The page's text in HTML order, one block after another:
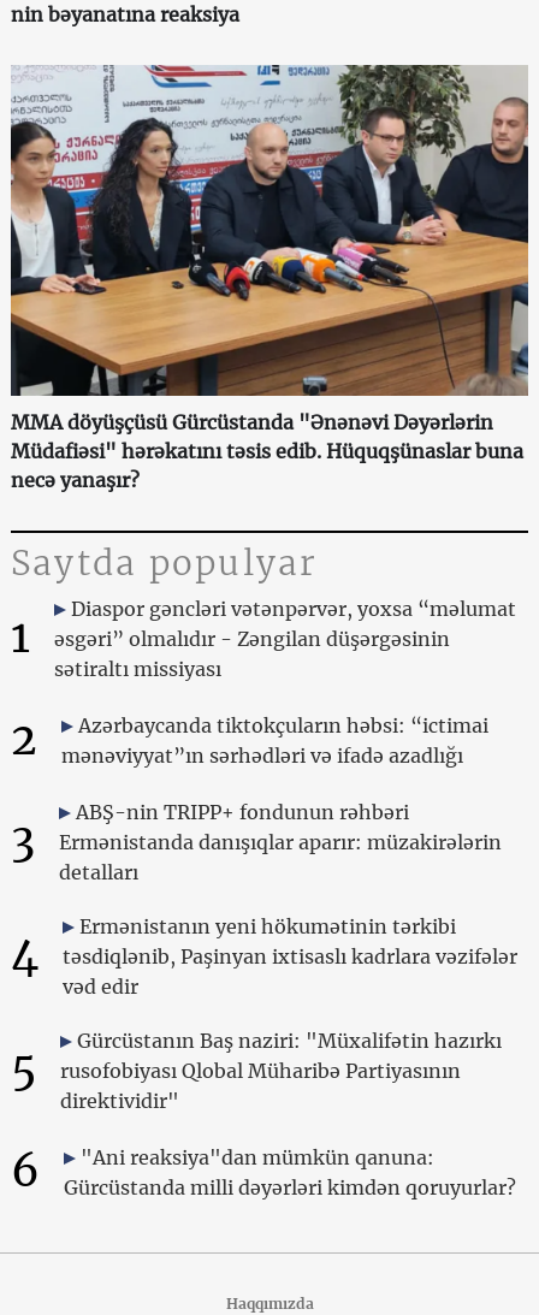
nin bəyanatına reaksiya
MMA döyüşçüsü Gürcüstanda "Ənənəvi Dəyərlərin
Müdafiəsi" hərəkatını təsis edib. Hüquqşünaslar buna
necə yanaşır?
Saytda populyar
1
Diaspor gəncləri vətənpərvər, yoxsa “məlumat
əsgəri” olmalıdır - Zəngilan düşərgəsinin
sətiraltı missiyası
2
Azərbaycanda tiktokçuların həbsi: “ictimai
mənəviyyat”ın sərhədləri və ifadə azadlığı
3
ABŞ-nin TRIPP+ fondunun rəhbəri
Ermənistanda danışıqlar aparır: müzakirələrin
detalları
4
Ermənistanın yeni hökumətinin tərkibi
təsdiqlənib, Paşinyan ixtisaslı kadrlara vəzifələr
vəd edir
5
Gürcüstanın Baş naziri: "Müxalifətin hazırkı
rusofobiyası Qlobal Müharibə Partiyasının
direktividir"
6
"Ani reaksiya"dan mümkün qanuna:
Gürcüstanda milli dəyərləri kimdən qoruyurlar?
Haqqımızda